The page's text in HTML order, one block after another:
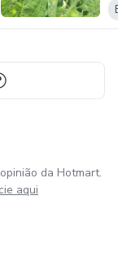
da Hotmart.
aqui